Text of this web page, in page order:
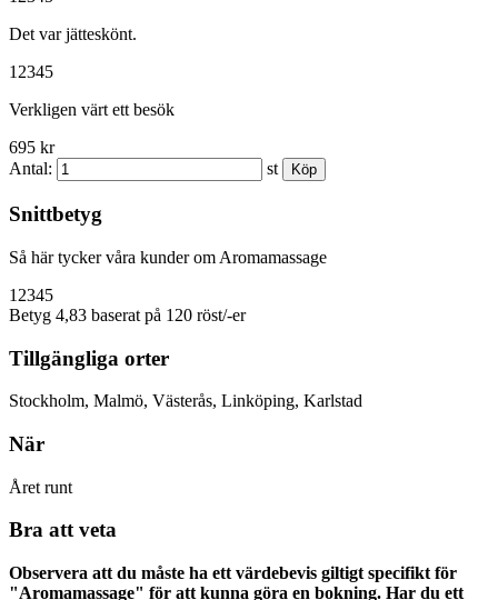
Det var jätteskönt.
12345
Verkligen värt ett besök
695 kr
Antal:
st
Snittbetyg
Så här tycker våra kunder om Aromamassage
1 2345
Betyg 4,83 baserat på 120 röst/-er
Tillgängliga orter
Stockholm, Malmö, Västerås, Linköping, Karlstad
När
Året runt
Bra att veta
Observera att du måste ha ett värdebevis giltigt specifikt för
"Aromamassage" för att kunna göra en bokning. Har du ett